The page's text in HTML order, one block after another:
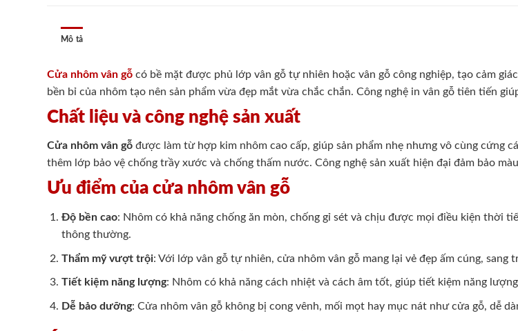
Mô tả
Cửa nhôm vân gỗ có bề mặt được phủ lớp vân gỗ tự nhiên hoặc vân gỗ công nghiệp, tạo cảm
bền bỉ của nhôm tạo nên sản phẩm vừa đẹp mắt vừa chắc chắn. Công nghệ in vân gỗ tiên tiến
Chất liệu và công nghệ sản xuất
Cửa nhôm vân gỗ được làm từ hợp kim nhôm cao cấp, giúp sản phẩm nhẹ nhưng vô cùng cứng
thêm lớp bảo vệ chống trầy xước và chống thấm nước. Công nghệ sản xuất hiện đại đảm bảo
Ưu điểm của cửa nhôm vân gỗ
Độ bền cao: Nhôm có khả năng chống ăn mòn, chống gỉ sét và chịu được mọi điều kiện thời
thông thường.
Thẩm mỹ vượt trội: Với lớp vân gỗ tự nhiên, cửa nhôm vân gỗ mang lại vẻ đẹp ấm cúng,
Tiết kiệm năng lượng: Nhôm có khả năng cách nhiệt và cách âm tốt, giúp tiết kiệm năng
Dễ bảo dưỡng: Cửa nhôm vân gỗ không bị cong vênh, mối mọt hay mục nát như cửa gỗ, dễ